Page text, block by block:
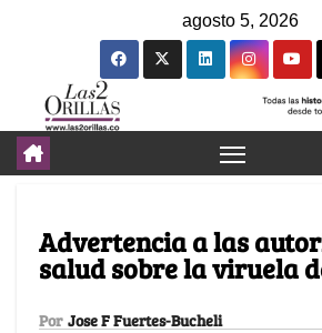
agosto 5, 2026
Advertencia a las
salud sobre la viruela
Por Jose F Fuertes-Bucheli